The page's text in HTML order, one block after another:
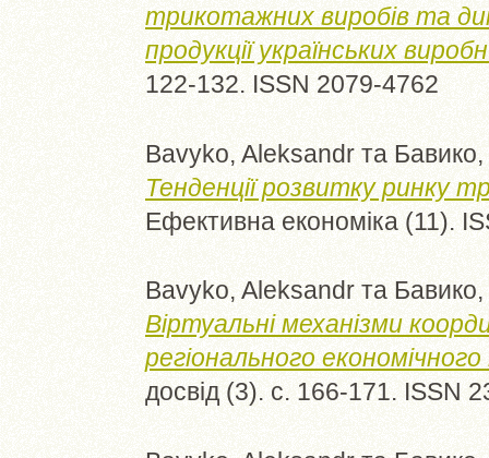
трикотажних виробів та
продукції українських
122-132. ISSN 2079-4762
Bavyko, Aleksandr та
Тенденції розвитку ринку
Ефективна економіка (11).
Bavyko, Aleksandr та
Віртуальні механізми
регіонального
досвід (3). с. 166-171. ISSN